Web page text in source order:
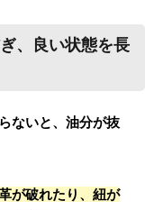
、良い状態を長
ないと、油分が抜
が破れたり、紐が